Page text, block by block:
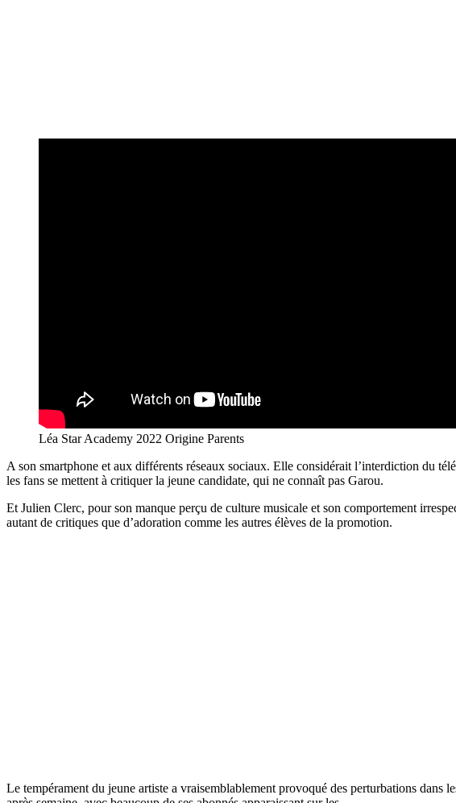
Léa Star Academy 2022 Origine Parents
A son smartphone et aux différents réseaux sociaux. Elle considérait l’interdiction du
les fans se mettent à critiquer la jeune candidate, qui ne connaît pas Garou.
Et Julien Clerc, pour son manque perçu de culture musicale et son comportement
autant de critiques que d’adoration comme les autres élèves de la promotion.
Le tempérament du jeune artiste a vraisemblablement provoqué des perturbations dans